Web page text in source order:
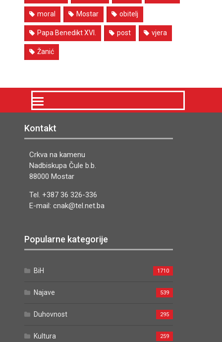
moral Mostar obitelj
Papa Benedikt XVI. post vjera
Žanić
Kontakt
Crkva na kamenu
Nadbiskupa Čule b.b.
88000 Mostar
Tel. +387 36 326-336
E-mail: cnak@tel.net.ba
Popularne kategorije
BiH 1710
Najave 539
Duhovnost 295
Kultura 259